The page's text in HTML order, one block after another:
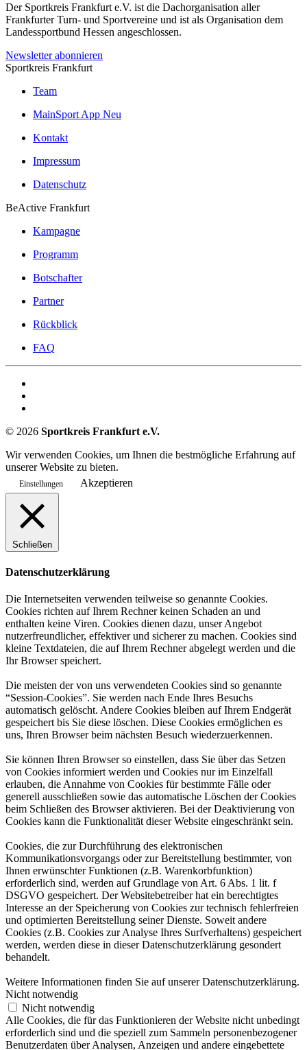
Der Sportkreis Frankfurt e.V. ist die Dachorganisation aller
Frankfurter Turn- und Sportvereine und ist als Organisation dem
Landessportbund Hessen angeschlossen.
Newsletter abonnieren
Sportkreis Frankfurt
Team
MainSport App Neu
Kontakt
Impressum
Datenschutz
BeActive Frankfurt
Kampagne
Programm
Botschafter
Partner
Rückblick
FAQ
© 2026 Sportkreis Frankfurt e.V.
Wir verwenden Cookies, um Ihnen die bestmögliche Erfahrung auf
unserer Website zu bieten.
Einstellungen Akzeptieren
Schließen
Datenschutzerklärung
Die Internetseiten verwenden teilweise so genannte Cookies.
Cookies richten auf Ihrem Rechner keinen Schaden an und
enthalten keine Viren. Cookies dienen dazu, unser Angebot
nutzerfreundlicher, effektiver und sicherer zu machen. Cookies sind
kleine Textdateien, die auf Ihrem Rechner abgelegt werden und die
Ihr Browser speichert.
Die meisten der von uns verwendeten Cookies sind so genannte
“Session-Cookies”. Sie werden nach Ende Ihres Besuchs
automatisch gelöscht. Andere Cookies bleiben auf Ihrem Endgerät
gespeichert bis Sie diese löschen. Diese Cookies ermöglichen es
uns, Ihren Browser beim nächsten Besuch wiederzuerkennen.
Sie können Ihren Browser so einstellen, dass Sie über das Setzen
von Cookies informiert werden und Cookies nur im Einzelfall
erlauben, die Annahme von Cookies für bestimmte Fälle oder
generell ausschließen sowie das automatische Löschen der Cookies
beim Schließen des Browser aktivieren. Bei der Deaktivierung von
Cookies kann die Funktionalität dieser Website eingeschränkt sein.
Cookies, die zur Durchführung des elektronischen
Kommunikationsvorgangs oder zur Bereitstellung bestimmter, von
Ihnen erwünschter Funktionen (z.B. Warenkorbfunktion)
erforderlich sind, werden auf Grundlage von Art. 6 Abs. 1 lit. f
DSGVO gespeichert. Der Websitebetreiber hat ein berechtigtes
Interesse an der Speicherung von Cookies zur technisch fehlerfreien
und optimierten Bereitstellung seiner Dienste. Soweit andere
Cookies (z.B. Cookies zur Analyse Ihres Surfverhaltens) gespeichert
werden, werden diese in dieser Datenschutzerklärung gesondert
behandelt.
Weitere Informationen finden Sie auf unserer Datenschutzerklärung.
Nicht notwendig
Nicht notwendig
Alle Cookies, die für das Funktionieren der Website nicht unbedingt
erforderlich sind und die speziell zum Sammeln personenbezogener
Benutzerdaten über Analysen, Anzeigen und andere eingebettete